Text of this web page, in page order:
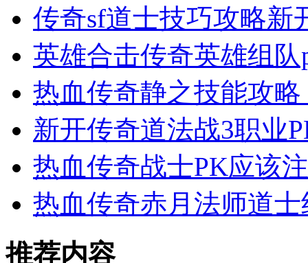
传奇sf道士技巧攻略新
英雄合击传奇英雄组
热血传奇静之技能攻
新开传奇道法战3职业
热血传奇战士PK应该
热血传奇赤月法师道
推荐内容